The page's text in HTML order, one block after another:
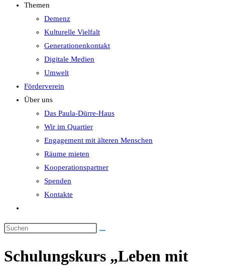
Themen
Demenz
Kulturelle Vielfalt
Generationenkontakt
Digitale Medien
Umwelt
Förderverein
Über uns
Das Paula-Dürre-Haus
Wir im Quartier
Engagement mit älteren Menschen
Räume mieten
Kooperationspartner
Spenden
Kontakte
umschalten
Schulungskurs „Leben mit